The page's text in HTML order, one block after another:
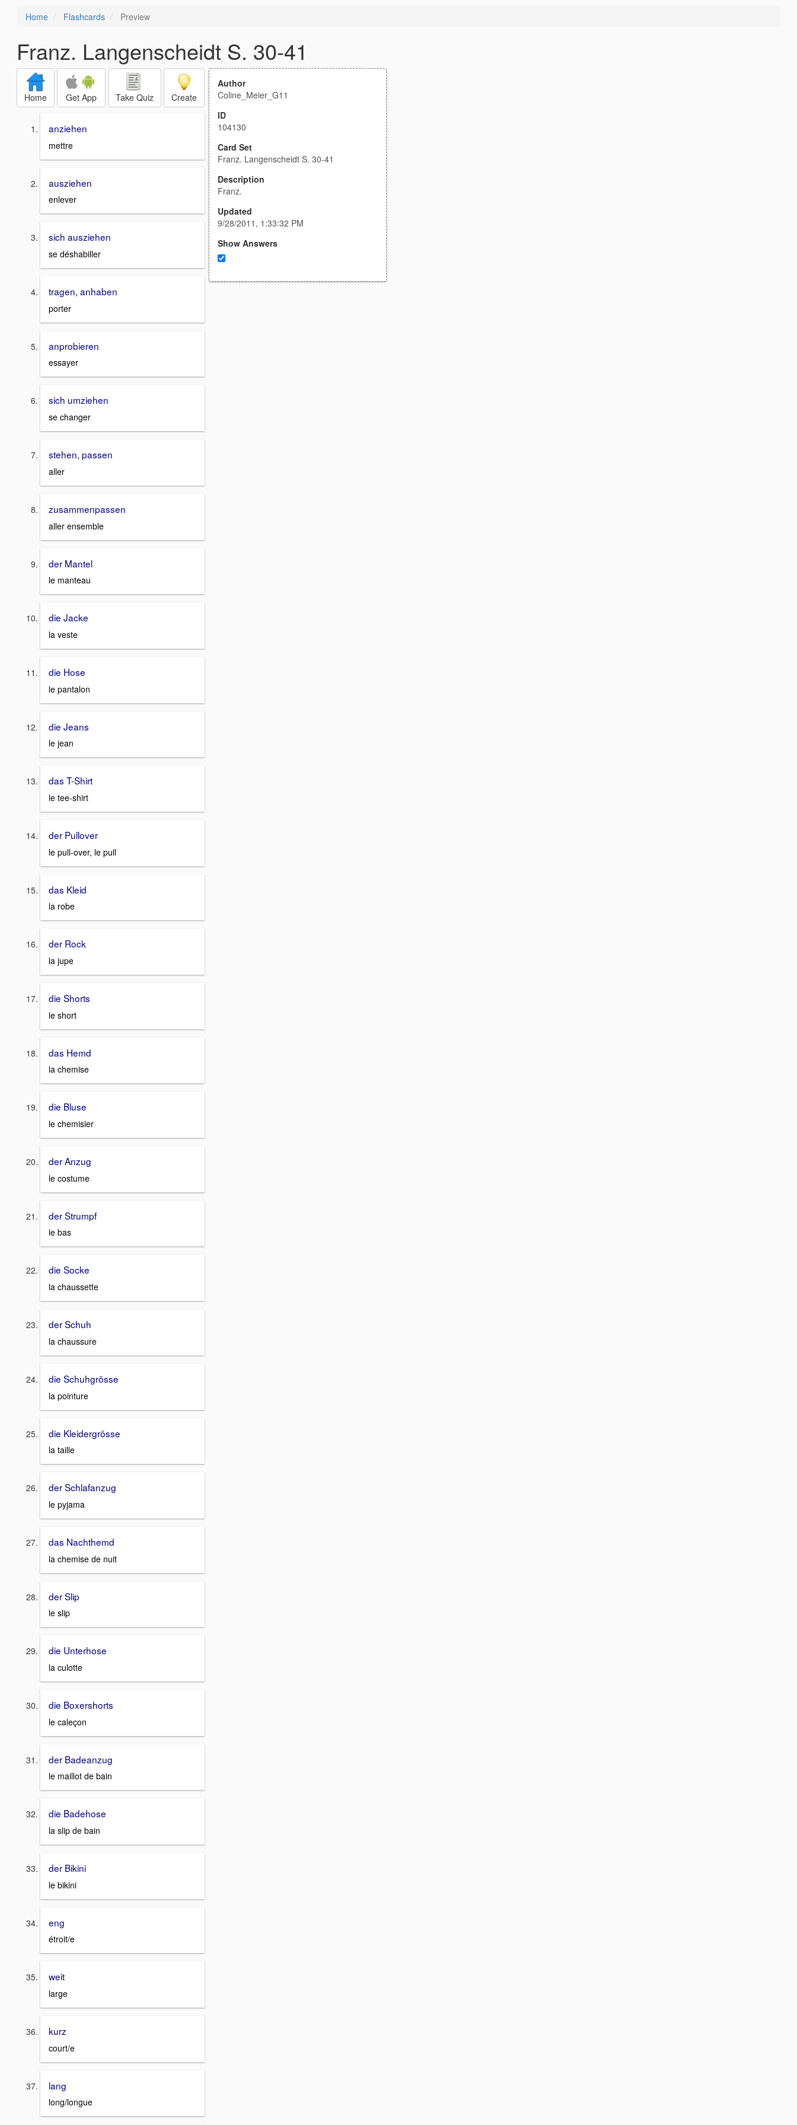
Home Flashcards Preview
Franz. Langenscheidt S. 30-41
Home Get App Take Quiz Create
anziehen
mettre
ausziehen
enlever
sich ausziehen
se déshabiller
tragen, anhaben
porter
anprobieren
essayer
sich umziehen
se changer
stehen, passen
aller
zusammenpassen
aller ensemble
der Mantel
le manteau
die Jacke
la veste
die Hose
le pantalon
die Jeans
le jean
das T-Shirt
le tee-shirt
der Pullover
le pull-over, le pull
das Kleid
la robe
der Rock
la jupe
die Shorts
le short
das Hemd
la chemise
die Bluse
le chemisier
der Anzug
le costume
der Strumpf
le bas
die Socke
la chaussette
der Schuh
la chaussure
die Schuhgrösse
la pointure
die Kleidergrösse
la taille
der Schlafanzug
le pyjama
das Nachthemd
la chemise de nuit
der Slip
le slip
die Unterhose
la culotte
die Boxershorts
le caleçon
der Badeanzug
le maillot de bain
die Badehose
la slip de bain
der Bikini
le bikini
eng
étroit/e
weit
large
kurz
court/e
lang
long/longue
Author
Coline_Meier_G11
ID
104130
Card Set
Franz. Langenscheidt S. 30-41
Description
Franz.
Updated
9/28/2011, 1:33:32 PM
Show Answers